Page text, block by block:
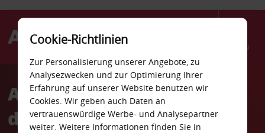
Menü
AvisAutovermietung Trou
d’Eau Douce
Cookie-Richtlinien
Zur Personalisierung unserer Angebote, zu
Analysezwecken und zur Optimierung Ihrer
Erfahrung auf unserer Website benutzen wir
Cookies. Wir geben auch Daten an
vertrauenswürdige Werbe- und Analysepartner
weiter. Weitere Informationen finden Sie in